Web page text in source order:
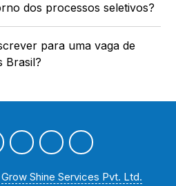
dos processos seletivos?
para uma vaga de
Brasil?
Grow Shine Services Pvt. Ltd.